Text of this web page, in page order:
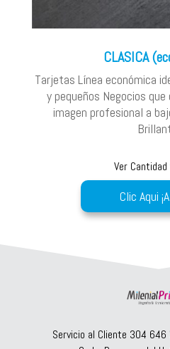
CLASICA
Tarjetas Línea económica
y pequeños Negocios
imagen profesional a
Ver
Clic Aqui
Servicio al Cliente 304